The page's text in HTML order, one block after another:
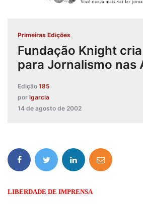
Primeiras Edições
Fundação Knight
para Jornalismo nas
Edição 185
por lgarcia
14 de agosto de 2002
LIBERDADE DE IMPRENSA